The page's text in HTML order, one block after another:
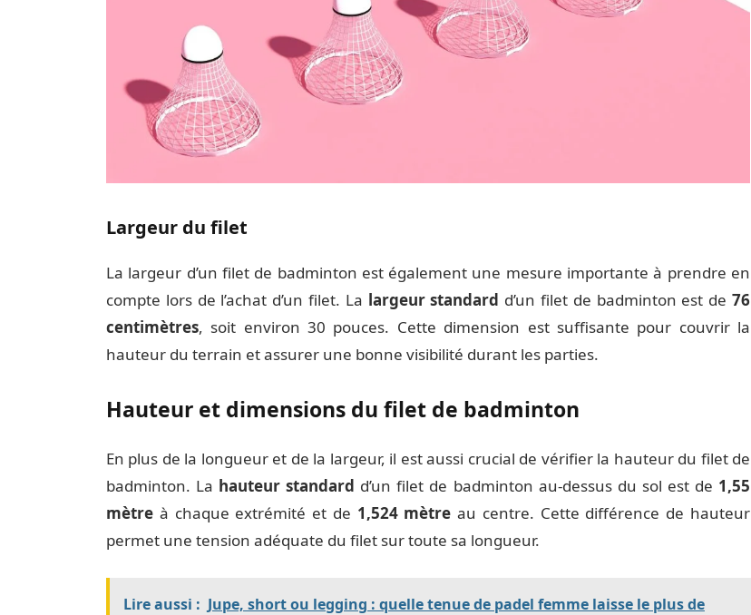
Largeur du filet
La largeur d’un filet de badminton est également une mesure importante à prendre en
compte lors de l’achat d’un filet. La largeur standard d’un filet de badminton est de76
centimètres, soit environ 30 pouces. Cette dimension est suffisante pour couvrir la
hauteur du terrain et assurer une bonne visibilité durant les parties.
Hauteur et dimensions du filet de badminton
En plus de la longueur et de la largeur, il est aussi crucial de vérifier la hauteur du filet de
badminton. La hauteur standard d’un filet de badminton au-dessus du sol est de 1,55
mètreà chaque extrémité et de 1,524 mètre au centre. Cette différence de hauteur
permet une tension adéquate du filet sur toute sa longueur.
Lire aussi : Jupe, short ou legging : quelle tenue de padel femme laisse le plus de